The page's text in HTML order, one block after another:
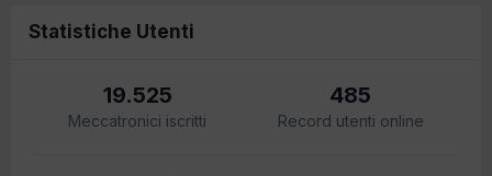
Statistiche Utenti
19.525
Meccatronici iscritti
485
Record utenti online